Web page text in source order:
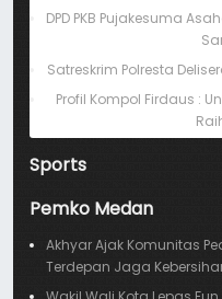
DPD PKB Pujakesuma
Satreskrim Polresta
Profil Kompol Firdaus :
Sports
Pemko Medan
Akhyar Ajak Komunitas
Terdepan Jaga